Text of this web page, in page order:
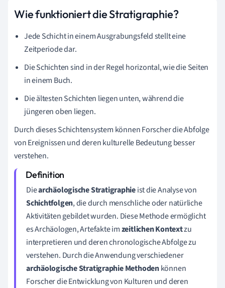
Wie funktioniert die Stratigraphie?
Jede Schicht in einem Ausgrabungsfeld stellt eine
Zeitperiode dar.
Die Schichten sind in der Regel horizontal, wie die Seiten
in einem Buch.
Die ältesten Schichten liegen unten, während die
jüngeren oben liegen.
Durch dieses Schichtensystem können Forscher die Abfolge
von Ereignissen und deren kulturelle Bedeutung besser
verstehen.
Diearchäologische Stratigraphieist die Analyse von
Schichtfolgen, die durch menschliche oder natürliche
Aktivitäten gebildet wurden. Diese Methode ermöglicht
es Archäologen, Artefakte imzeitlichen Kontextzu
interpretieren und deren chronologische Abfolge zu
verstehen. Durch die Anwendung verschiedener
archäologische Stratigraphie Methodenkönnen
Forscher die Entwicklung von Kulturen und deren